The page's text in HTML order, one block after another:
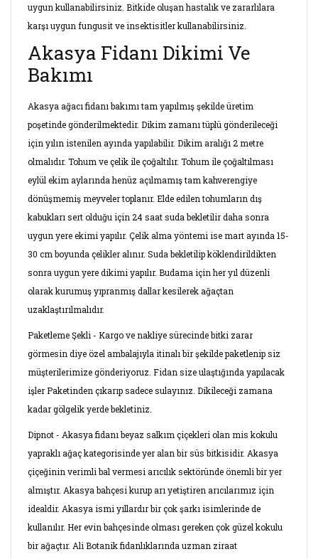
uygun kullanabilirsiniz. Bitkide oluşan hastalık ve zararlılara
karşı uygun fungusit ve insektisitler kullanabilirsiniz.
Akasya Fidanı Dikimi Ve
Bakımı
Akasya ağacı fidanı bakımı tam yapılmış şekilde üretim
poşetinde gönderilmektedir. Dikim zamanı tüplü gönderileceği
için yılın istenilen ayında yapılabilir. Dikim aralığı 2 metre
olmalıdır. Tohum ve çelik ile çoğaltılır. Tohum ile çoğaltılması
eylül ekim aylarında henüz açılmamış tam kahverengiye
dönüşmemiş meyveler toplanır. Elde edilen tohumların dış
kabukları sert olduğu için 24 saat suda bekletilir daha sonra
uygun yere ekimi yapılır. Çelik alma yöntemi ise mart ayında 15-
30 cm boyunda çelikler alınır. Suda bekletilip köklendirildikten
sonra uygun yere dikimi yapılır. Budama için her yıl düzenli
olarak kurumuş yıpranmış dallar kesilerek ağaçtan
uzaklaştırılmalıdır.
Paketleme Şekli - Kargo ve nakliye sürecinde bitki zarar
görmesin diye özel ambalajıyla itinalı bir şekilde paketlenip siz
müşterilerimize gönderiyoruz. Fidan size ulaştığında yapılacak
işler Paketinden çıkarıp sadece sulayınız. Dikileceği zamana
kadar gölgelik yerde bekletiniz.
Dipnot - Akasya fidanı beyaz salkım çiçekleri olan mis kokulu
yapraklı ağaç kategorisinde yer alan bir süs bitkisidir. Akasya
çiçeğinin verimli bal vermesi arıcılık sektöründe önemli bir yer
almıştır. Akasya bahçesi kurup arı yetiştiren arıcılarımız için
idealdir. Akasya ismi yıllardır bir çok şarkı isimlerinde de
kullanılır. Her evin bahçesinde olması gereken çok güzel kokulu
bir ağaçtır. Ali Botanik fidanlıklarında uzman ziraat